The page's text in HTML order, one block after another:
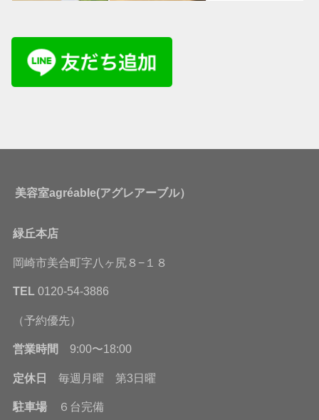
美容室agréable(アグレアーブル）
緑丘本店
岡崎市美合町字八ヶ尻８−１８
TEL 0120-54-3886
（予約優先）
営業時間 9:00〜18:00
定休日 毎週月曜 第3日曜
駐車場 ６台完備